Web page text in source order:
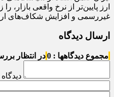
ارز پایین‌تر از نرخ واقعی بازار،
غیررسمی و افزایش شکاف‌های
ارسال دیدگاه
مجموع دیدگاهها : 0 در انتظار